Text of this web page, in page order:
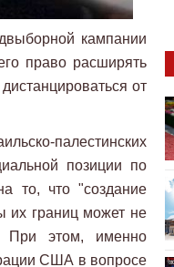
кампании
право расширять
от
палестинских
позиции по
то, что "создание
их границ может не
При этом, именно
США в вопросе